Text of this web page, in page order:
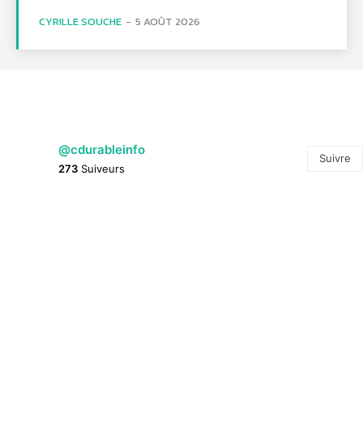
CYRILLE SOUCHE - 5 AOÛT 2026
@cdurableinfo
273 Suiveurs
Suivre